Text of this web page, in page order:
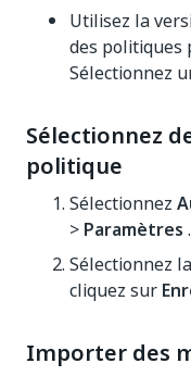
Utilisez la
des politiques
Sélectionnez
Sélectionnez
politique
Sélectionnez
> Paramètres .
Sélectionnez
cliquez sur
Importer des